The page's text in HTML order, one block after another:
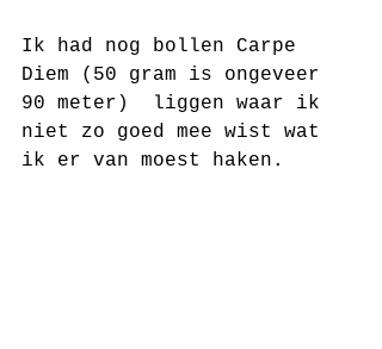
Ik had nog bollen Carpe
Diem (50 gram is ongeveer
90 meter)  liggen waar ik
niet zo goed mee wist wat
ik er van moest haken.